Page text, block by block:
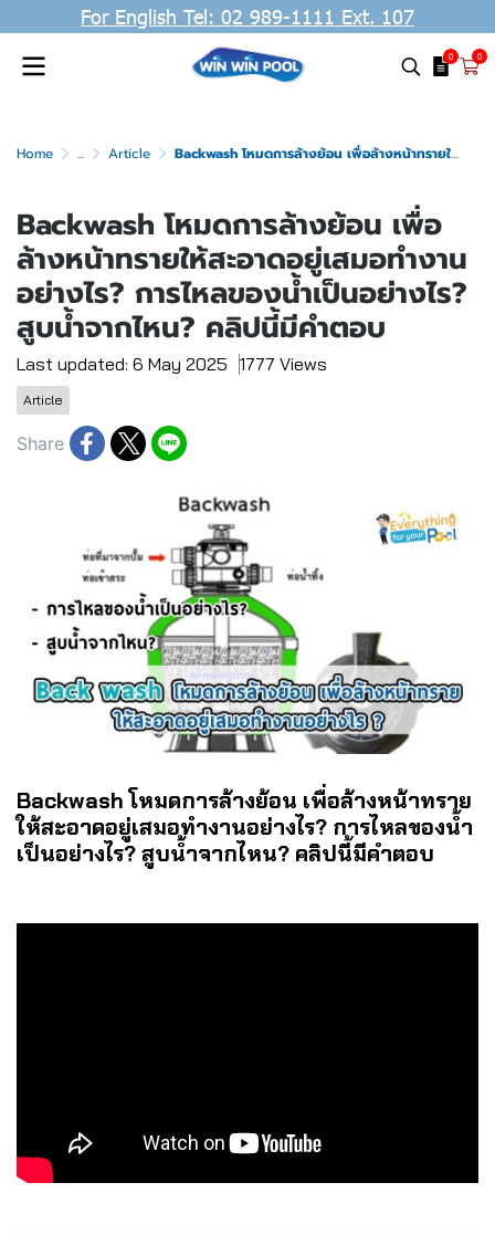
For English Tel: 02 989-1111 Ext. 107
0 0
Home ... Article Backwash โหมดการล้างย้อน เพื่อล้างหน้าทรายให้สะอาดอยู่เสมอทำงานอย่างไร? การไหลของน้ำเป็นอย่างไร? สูบน้ำจากไหน? คลิปนี้มีคำตอบ
Backwash โหมดการล้างย้อน เพื่อ
ล้างหน้าทรายให้สะอาดอยู่เสมอทำงาน
อย่างไร? การไหลของน้ำเป็นอย่างไร?
สูบน้ำจากไหน? คลิปนี้มีคำตอบ
Last updated: 6 May 2025 1777 Views
Article
Share
Backwash โหมดการล้างย้อน เพื่อล้างหน้าทราย
ให้สะอาดอยู่เสมอทำงานอย่างไร? การไหลของน้ำ
เป็นอย่างไร? สูบน้ำจากไหน? คลิปนี้มีคำตอบ